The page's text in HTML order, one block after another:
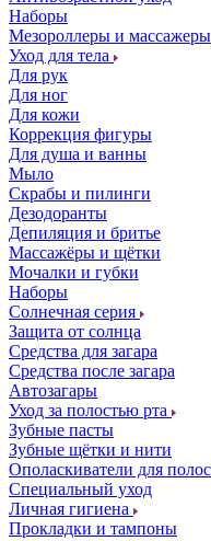
Наборы
Мезороллеры и массажеры
Уход для тела
Для рук
Для ног
Для кожи
Коррекция фигуры
Для душа и ванны
Мыло
Скрабы и пилинги
Дезодоранты
Депиляция и бритье
Массажёры и щётки
Мочалки и губки
Наборы
Солнечная серия
Защита от солнца
Средства для загара
Средства после загара
Автозагары
Уход за полостью рта
Зубные пасты
Зубные щётки и нити
Ополаскиватели для
Специальный уход
Личная гигиена
Прокладки и тампоны